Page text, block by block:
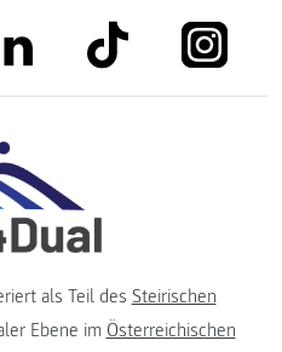
link to linkedinlink to tiktok link to
als Teil des Steirischen
Ebene im Österreichischen